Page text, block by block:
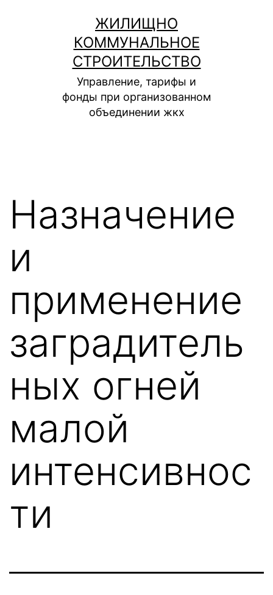
содержимому
ЖИЛИЩНО
КОММУНАЛЬНОЕ
СТРОИТЕЛЬСТВО
Управление, тарифы и
фонды при организованном
объединении жкх
Назначение
и
применение
заградитель
ных огней
малой
интенсивнос
ти